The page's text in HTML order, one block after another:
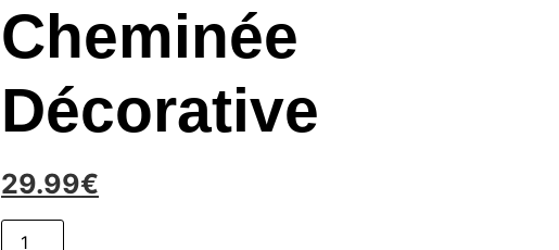
Cheminée
Décorative
29.99€
quantité